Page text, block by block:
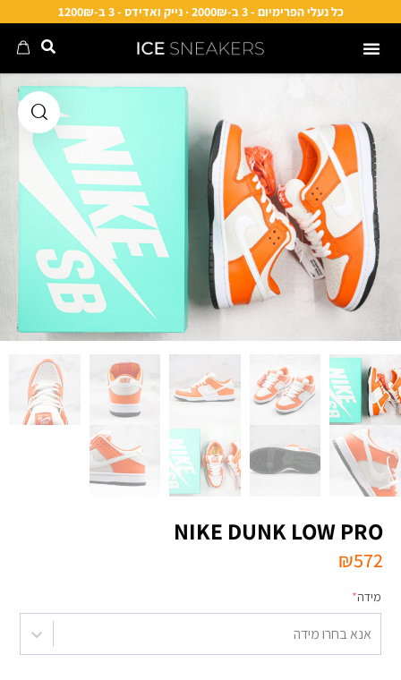
כל נעלי הפרימיום - 3 ב-2000₪ · נייק ואדידס - 3 ב-1200₪
NIKE DUNK LOW PRO
₪572
מידה*
אנא בחרו מידה